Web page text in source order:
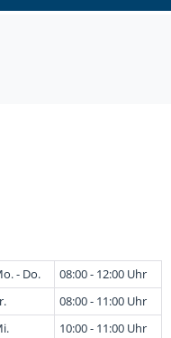
- Do.
08:00 - 12:00 Uhr
08:00 - 11:00 Uhr
10:00 - 11:00 Uhr